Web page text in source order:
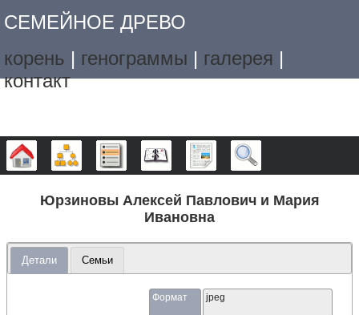
СЕМЕЙНОЕ ДРЕВО
корень | генограммы | галерея |
контакт
Дерево Графики Списки Календарь Отчёты
Юрзиновы Алексей Павлович и Мария
Ивановна
Детали Семьи
Формат jpeg